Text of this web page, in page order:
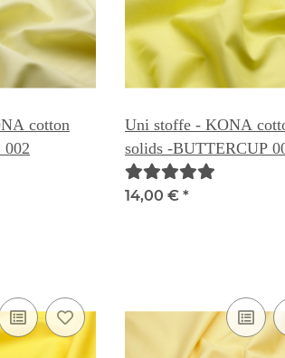
cotton
Uni stoffe - KONA
solids -BUTTERCUP
14,00 € *